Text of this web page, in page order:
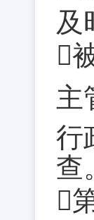
及

主
行
查
